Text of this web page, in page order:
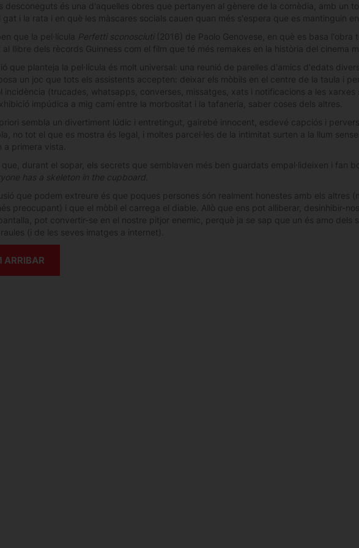
desconeguts és una d'aquelles obres que pertanyen al gènere de la comèdia, amb un
gat i la rata i en què les màscares socials cauen quan més s'espera que es mantinguin en
que la pel·lícula
Perfetti sconosciuti (2016) de Paolo Genovese, en què es basa
llibre dels rècords Guinness com el film que té més remakes en la història del cinema
que planteja la pel·lícula és molt universal: una reunió de parelles d'amics d'edats
un joc que tots els assistents accepten: deixar els mòbils en el centre de la taula i
incidència (trucades, whatsapps, converses, missatges, xats i notificacions a les xarxes
impúdica a mig camí entre la morbositat i la tafaneria, saber coses dels altres.
sembla un divertiment lúdic i entretingut, gairebé innocent, esdevé capciós i
no tot el que es mostra és legal, i moltes parcel·les de la intimitat surten a la llum
primera vista.
que, durant el sopar, els secrets que semblaven més ben guardats empal·lideixen i fan
has a skeleton in the cupboard.
que podem extreure és que poques persones són realment honestes amb els altres
preocupant) i que el mòbil el carrega el diable. Allò que ens pot alliberar, desinhibir-
pot convertir-se en el nostre pitjor enemic, perquè ja se sap que un és amo dels
(i de les seves imatges a internet).
ARRIBAR